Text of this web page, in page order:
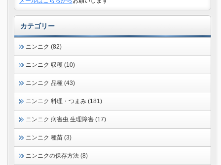
カテゴリー
ニンニク (82)
ニンニク 収穫 (10)
ニンニク 品種 (43)
ニンニク 料理・つまみ (181)
ニンニク 病害虫 生理障害 (17)
ニンニク 種苗 (3)
ニンニクの保存方法 (8)